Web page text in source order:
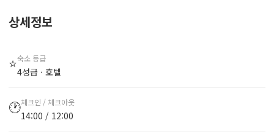
상세정보
⭐숙소 등급
4성급 · 호텔
🕐체크인 / 체크아웃
14:00 / 12:00